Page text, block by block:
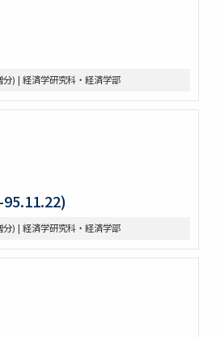
) | 経済学研究科・経済学部
) | 経済学研究科・経済学部